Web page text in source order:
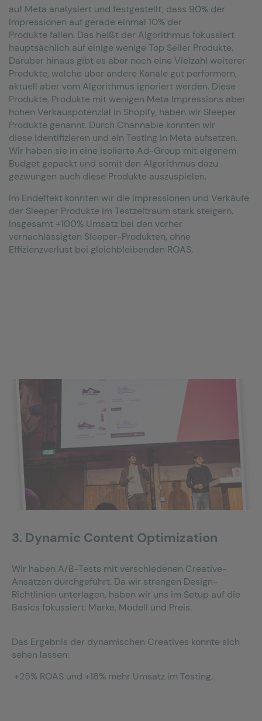
auf Meta analysiert und festgestellt, dass 90% der
Impressionen auf gerade einmal 10% der
Produkte fallen. Das heißt der Algorithmus fokussiert
hauptsächlich auf einige wenige Top Seller Produkte.
Darüber hinaus gibt es aber noch eine Vielzahl weiterer
Produkte, welche über andere Kanäle gut performern,
aktuell aber vom Algorithmus ignoriert werden. Diese
Produkte, Produkte mit wenigen Meta Impressions aber
hohen Verkauspotenzial in Shopify, haben wir Sleeper
Produkte genannt. Durch Channable konnten wir
diese identifizieren und ein Testing in Meta aufsetzen.
Wir haben sie in eine isolierte Ad-Group mit eigenem
Budget gepackt und somit den Algorithmus dazu
gezwungen auch diese Produkte auszuspielen.
Im Endeffekt konnten wir die Impressionen und Verkäufe
der Sleeper Produkte im Testzeitraum stark steigern.
Insgesamt +100% Umsatz bei den vorher
vernachlässigten Sleeper-Produkten, ohne
Effizienzverlust bei gleichbleibenden ROAS.
3. Dynamic Content Optimization
Wir haben A/B-Tests mit verschiedenen Creative-
Ansätzen durchgeführt. Da wir strengen Design-
Richtlinien unterlagen, haben wir uns im Setup auf die
Basics fokussiert: Marke, Modell und Preis.
Das Ergebnis der dynamischen Creatives konnte sich
sehen lassen:
+25% ROAS und +18% mehr Umsatz im Testing.